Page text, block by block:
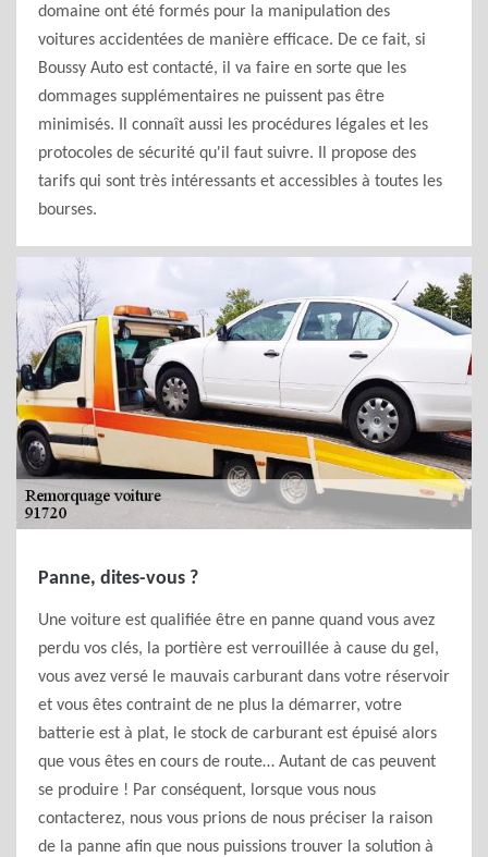
domaine ont été formés pour la manipulation des
voitures accidentées de manière efficace. De ce fait, si
Boussy Auto est contacté, il va faire en sorte que les
dommages supplémentaires ne puissent pas être
minimisés. Il connaît aussi les procédures légales et les
protocoles de sécurité qu'il faut suivre. Il propose des
tarifs qui sont très intéressants et accessibles à toutes les
bourses.
Panne, dites-vous ?
Une voiture est qualifiée être en panne quand vous avez
perdu vos clés, la portière est verrouillée à cause du gel,
vous avez versé le mauvais carburant dans votre réservoir
et vous êtes contraint de ne plus la démarrer, votre
batterie est à plat, le stock de carburant est épuisé alors
que vous êtes en cours de route… Autant de cas peuvent
se produire ! Par conséquent, lorsque vous nous
contacterez, nous vous prions de nous préciser la raison
de la panne afin que nous puissions trouver la solution à